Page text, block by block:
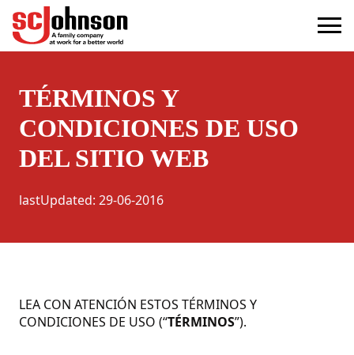
(Opens in a new tab)
TÉRMINOS Y
CONDICIONES DE USO
DEL SITIO WEB
lastUpdated: 29-06-2016
LEA CON ATENCIÓN ESTOS TÉRMINOS Y
CONDICIONES DE USO (“TÉRMINOS”).